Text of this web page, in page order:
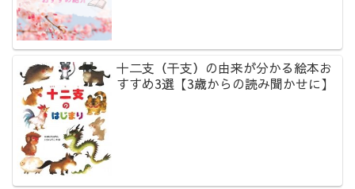
十二支（干支）の由来が分かる絵本お
すすめ3選【3歳からの読み聞かせに】